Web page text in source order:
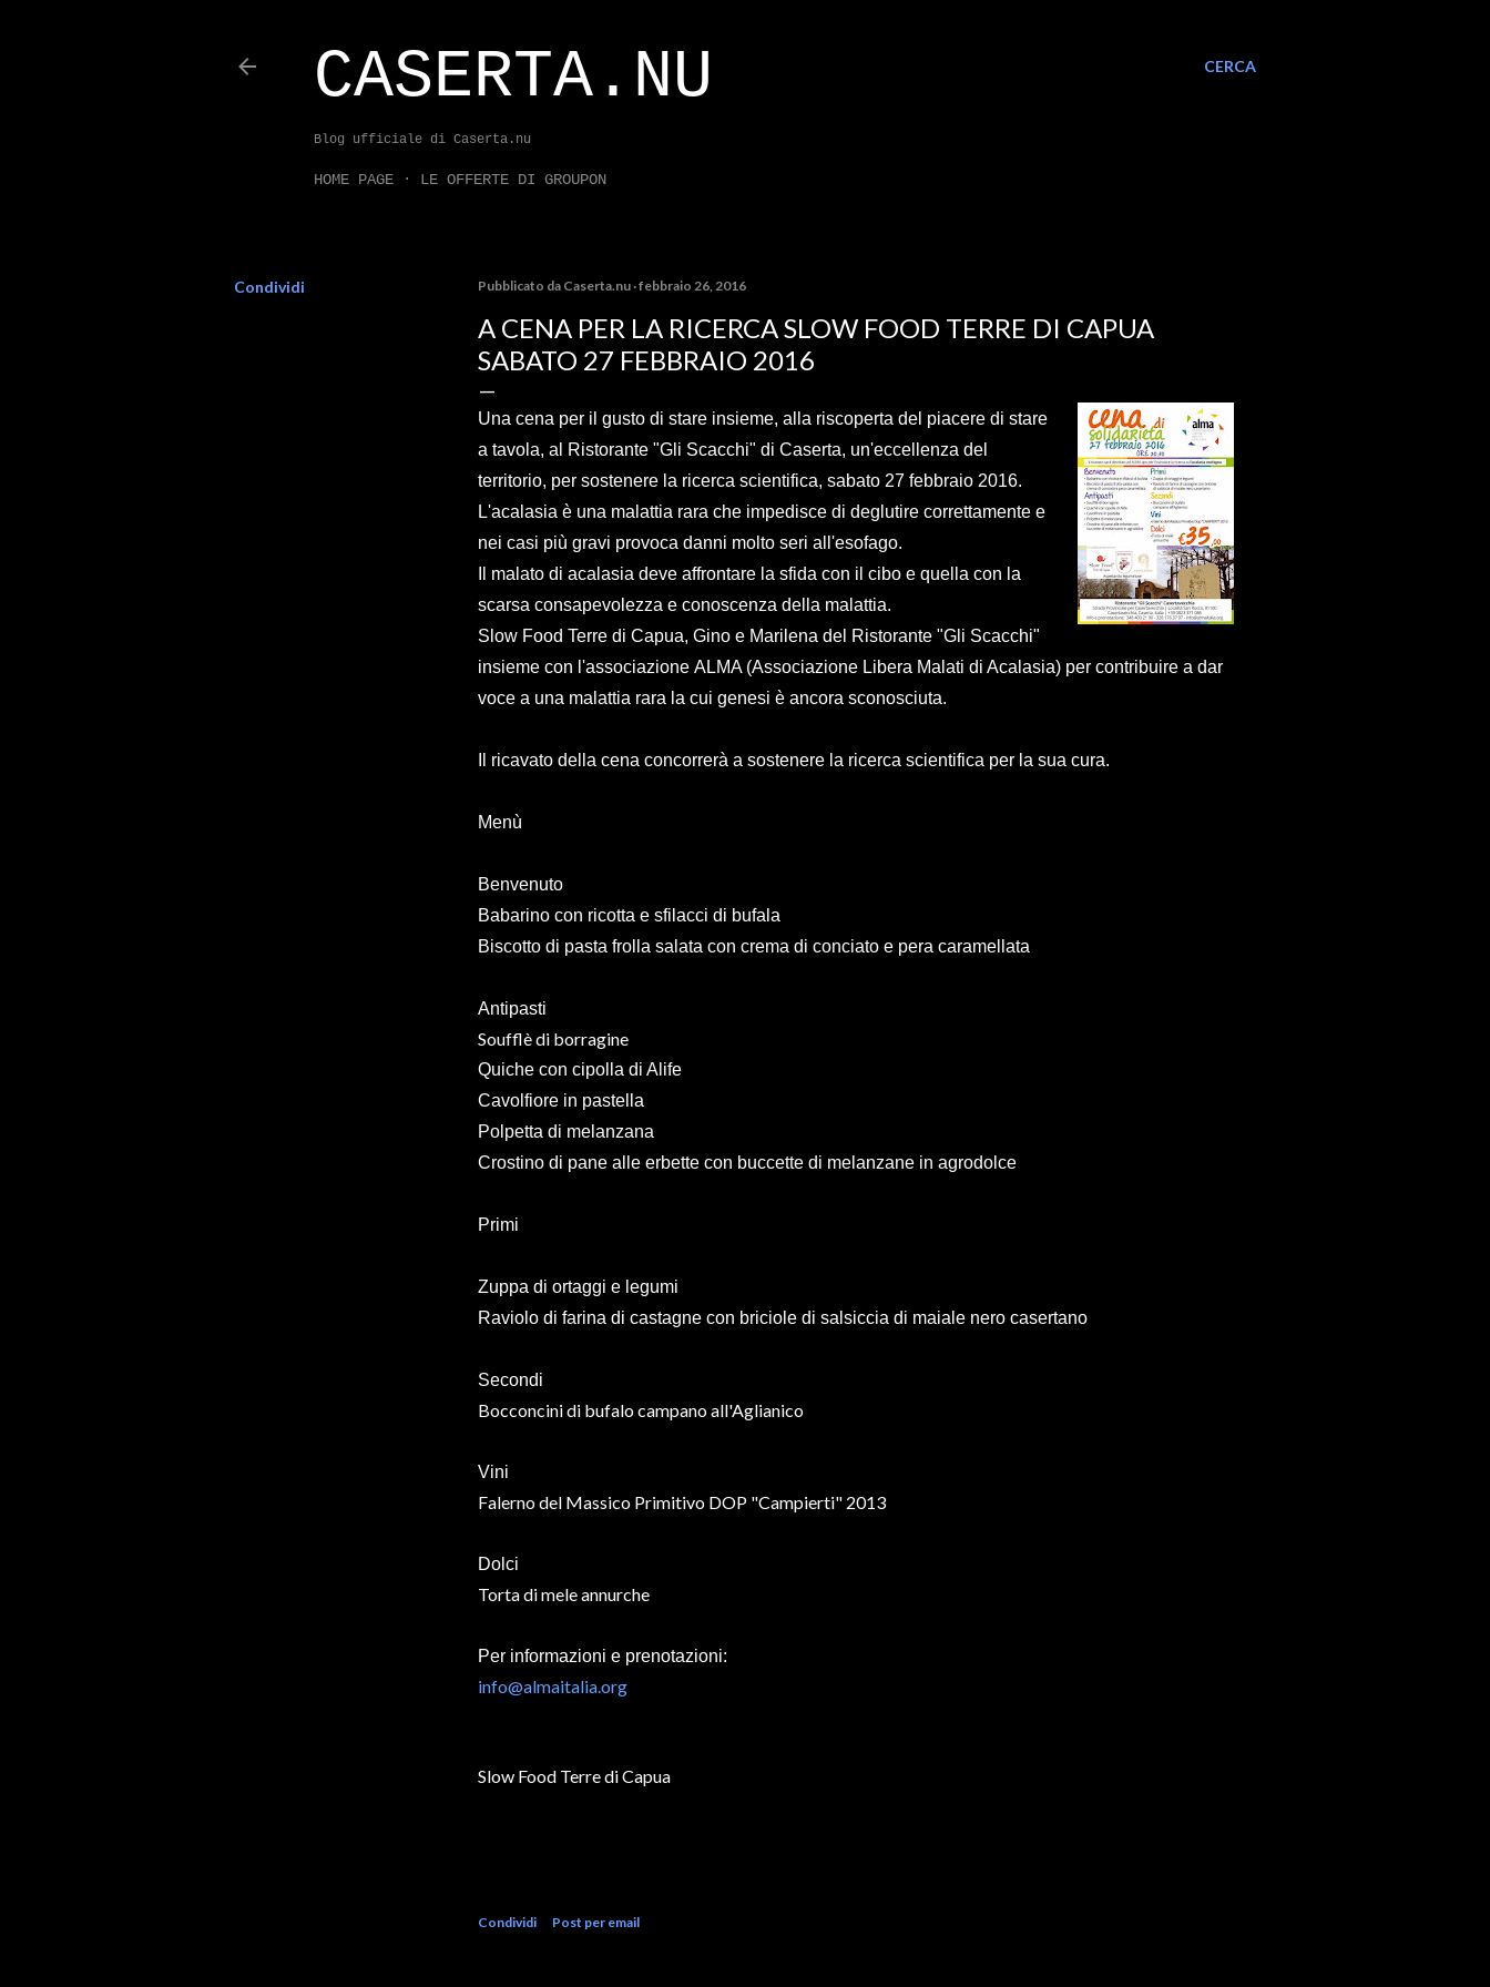
CERCA
CASERTA.NU
Blog ufficiale di Caserta.nu
HOME PAGE LE OFFERTE DI GROUPON
Condividi Pubblicato da Caserta.nu febbraio 26, 2016
A CENA PER LA RICERCA SLOW FOOD TERRE DI CAPUA
SABATO 27 FEBBRAIO 2016
Una cena per il gusto di stare insieme, alla riscoperta del piacere di stare
a tavola, al Ristorante "Gli Scacchi" di Caserta, un'eccellenza del
territorio, per sostenere la ricerca scientifica, sabato 27 febbraio 2016.
L'acalasia è una malattia rara che impedisce di deglutire correttamente e
nei casi più gravi provoca danni molto seri all'esofago.
Il malato di acalasia deve affrontare la sfida con il cibo e quella con la
scarsa consapevolezza e conoscenza della malattia.
Slow Food Terre di Capua, Gino e Marilena del Ristorante "Gli Scacchi"
insieme con l'associazione ALMA (Associazione Libera Malati di Acalasia) per contribuire a dar
voce a una malattia rara la cui genesi è ancora sconosciuta.
Il ricavato della cena concorrerà a sostenere la ricerca scientifica per la sua cura.
Menù
Benvenuto
Babarino con ricotta e sfilacci di bufala
Biscotto di pasta frolla salata con crema di conciato e pera caramellata
Antipasti
Soufflè di borragine
Quiche con cipolla di Alife
Cavolfiore in pastella
Polpetta di melanzana
Crostino di pane alle erbette con buccette di melanzane in agrodolce
Primi
Zuppa di ortaggi e legumi
Raviolo di farina di castagne con briciole di salsiccia di maiale nero casertano
Secondi
Bocconcini di bufalo campano all'Aglianico
Vini
Falerno del Massico Primitivo DOP "Campierti" 2013
Dolci
Torta di mele annurche
Per informazioni e prenotazioni:
info@almaitalia.org
Slow Food Terre di Capua
Condividi Post per email